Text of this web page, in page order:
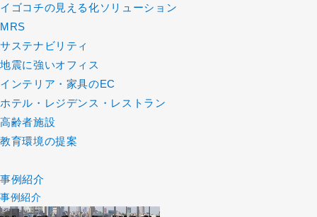
イゴコチの見える化ソリューション
MRS
サステナビリティ
地震に強いオフィス
インテリア・家具のEC
ホテル・レジデンス・レストラン
高齢者施設
教育環境の提案
事例紹介
事例紹介